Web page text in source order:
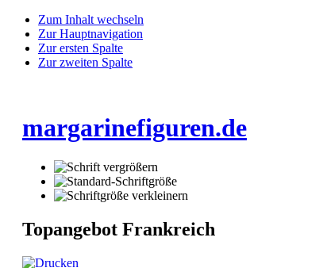
Zum Inhalt wechseln
Zur Hauptnavigation
Zur ersten Spalte
Zur zweiten Spalte
margarinefiguren.de
Topangebot Frankreich